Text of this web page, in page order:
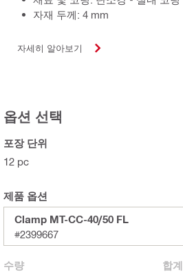
자재 두께: 4 mm
자세히 알아보기
옵션 선택
포장 단위
12 pc
제품 옵션
Clamp MT-CC-40/50 FL
#2399667
수량 합계